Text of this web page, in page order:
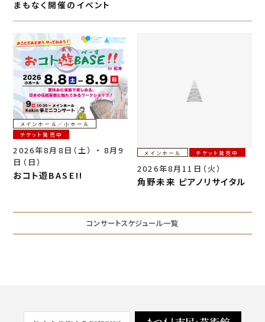
まもなく開催のイベント
メインホール／小ホール
チケット発売中
2026年8月8日（土） ・ 8月9
日（日）
おコト遊BASE!!
メインホール チケット発売中
2026年8月11日（火）
角野未来 ピアノリサイタル
コンサートスケジュール一覧